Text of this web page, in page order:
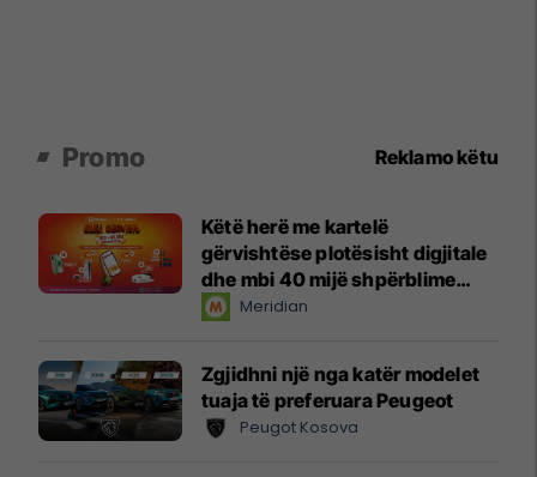
Promo Reklamo këtu
Këtë herë me kartelë
gërvishtëse plotësisht digjitale
dhe mbi 40 mijë shpërblime
instant!Meridian
Zgjidhni një nga katër modelet
tuaja të preferuara Peugeot
Peugot Kosova